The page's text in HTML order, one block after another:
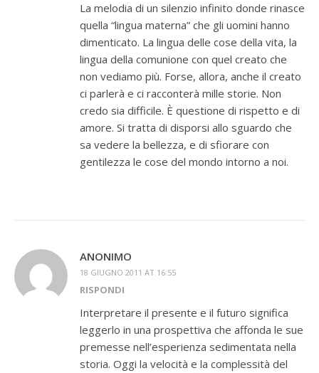
La melodia di un silenzio infinito donde rinasce
quella “lingua materna” che gli uomini hanno
dimenticato. La lingua delle cose della vita, la
lingua della comunione con quel creato che
non vediamo più. Forse, allora, anche il creato
ci parlerà e ci racconterà mille storie. Non
credo sia difficile. È questione di rispetto e di
amore. Si tratta di disporsi allo sguardo che
sa vedere la bellezza, e di sfiorare con
gentilezza le cose del mondo intorno a noi.
ANONIMO
18 GIUGNO 2011 AT 16:55
RISPONDI
Interpretare il presente e il futuro significa
leggerlo in una prospettiva che affonda le sue
premesse nell’esperienza sedimentata nella
storia. Oggi la velocità e la complessità del